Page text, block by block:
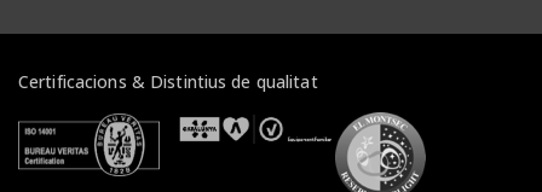
Certificacions & Distintius de qualitat
Veure certificats Veure certificats